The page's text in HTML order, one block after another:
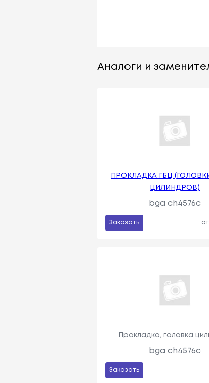
Аналоги и
ПРОКЛАДКА ГБЦ
ЦИЛИНДРОВ)
bga ch4576c
Заказать
Прокладка, головка
bga ch4576c
Заказать